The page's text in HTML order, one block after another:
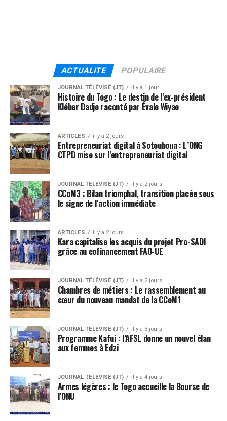
ACTUALITE POPULAIRE
JOURNAL TÉLÉVISÉ (JT) il y a 1 jour
Histoire du Togo : Le destin de l’ex-président
Kléber Dadjo raconté par Évalo Wiyao
ARTICLES il y a 2 jours
Entrepreneuriat digital à Sotouboua : L’ONG
CTPD mise sur l’entrepreneuriat digital
JOURNAL TÉLÉVISÉ (JT) il y a 2 jours
CCoM3 : Bilan triomphal, transition placée sous
le signe de l’action immédiate
ARTICLES il y a 2 jours
Kara capitalise les acquis du projet Pro-SADI
grâce au cofinancement FAO-UE
JOURNAL TÉLÉVISÉ (JT) il y a 2 jours
Chambres de métiers : Le rassemblement au
cœur du nouveau mandat de la CCoM1
JOURNAL TÉLÉVISÉ (JT) il y a 3 jours
Programme Kafui : l’AFSL donne un nouvel élan
aux femmes à Edzi
JOURNAL TÉLÉVISÉ (JT) il y a 4 jours
Armes légères : le Togo accueille la Bourse de
l’ONU